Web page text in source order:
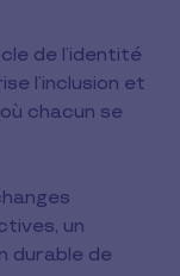
de l’identité
l’inclusion et
chacun se
un
durable de